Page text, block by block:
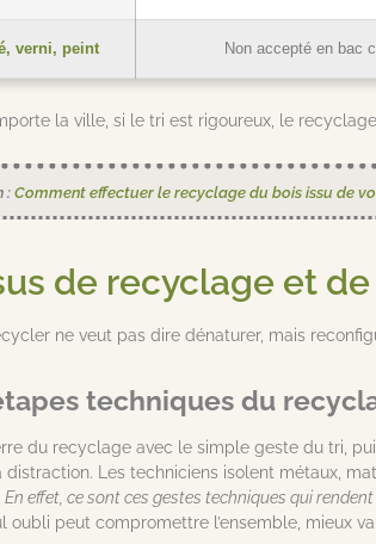
verni, peint Non accepté en bac
la ville, si le tri est rigoureux, le
: Comment effectuer le recyclage du bois​ issu de
de recyclage et
ne veut pas dire dénaturer, mais
techniques du
du recyclage avec le simple geste du tri,
distraction. Les techniciens isolent métaux,
En effet, ce sont ces gestes techniques qui rendent
oubli peut compromettre l’ensemble, mieux